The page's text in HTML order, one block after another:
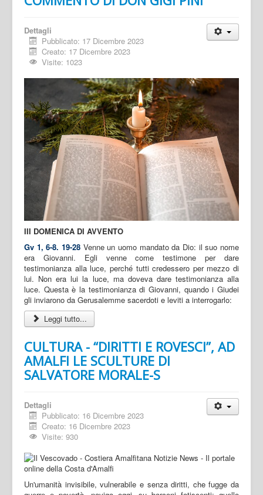
Dettagli
Pubblicato: 17 Dicembre 2023
Creato: 17 Dicembre 2023
Visite: 1023
III DOMENICA DI AVVENTO
Gv 1, 6-8. 19-28 Venne un uomo mandato da Dio: il suo nome
era Giovanni. Egli venne come testimone per dare
testimonianza alla luce, perché tutti credessero per mezzo di
lui. Non era lui la luce, ma doveva dare testimonianza alla
luce. Questa è la testimonianza di Giovanni, quando i Giudei
gli inviarono da Gerusalemme sacerdoti e leviti a interrogarlo:
Leggi tutto...
CULTURA - “DIRITTI E ROVESCI”, AD
AMALFI LE SCULTURE DI
SALVATORE MORALE-S
Dettagli
Pubblicato: 16 Dicembre 2023
Creato: 16 Dicembre 2023
Visite: 930
Un'umanità invisibile, vulnerabile e senza diritti, che fugge da